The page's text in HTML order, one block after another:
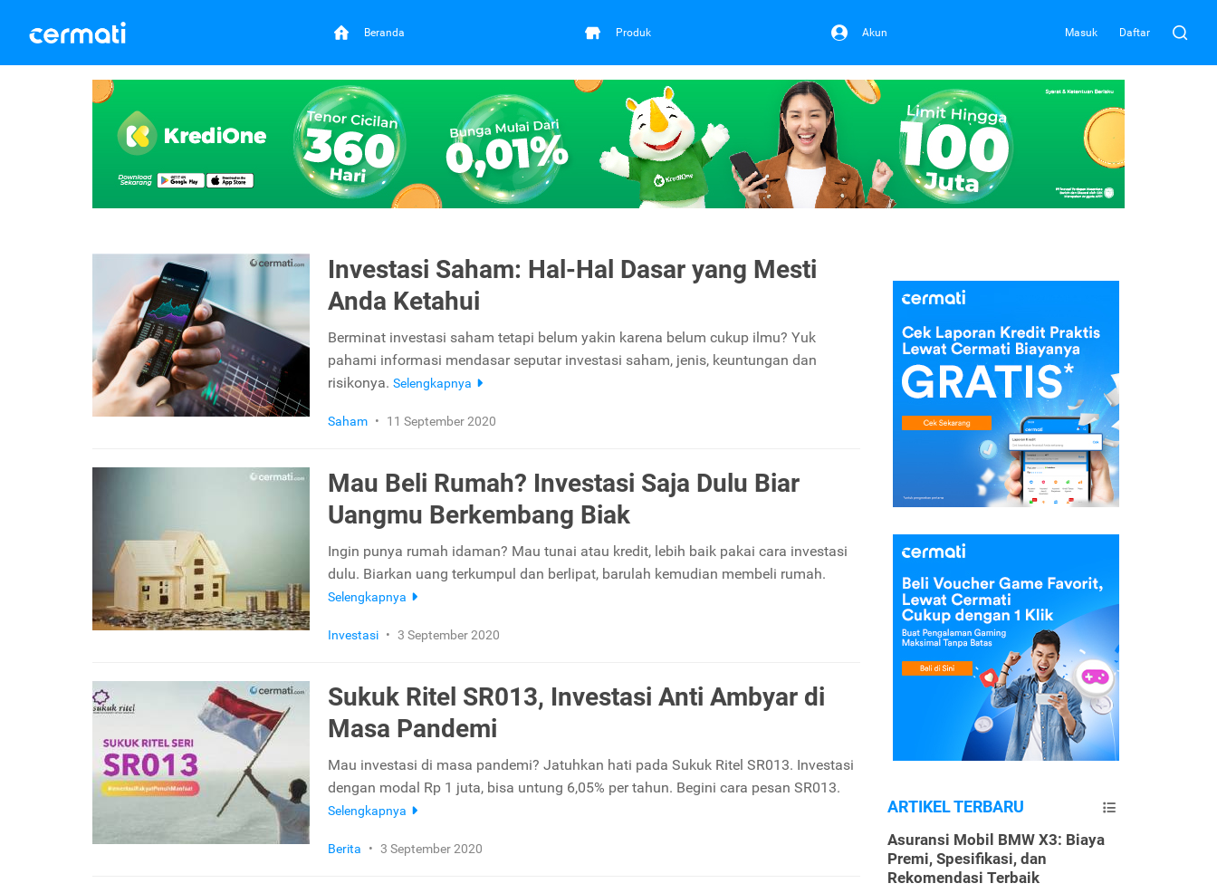
Beranda Produk Akun Masuk Daftar
Investasi Saham: Hal-Hal Dasar yang Mesti
Anda Ketahui
Berminat investasi saham tetapi belum yakin karena belum cukup ilmu? Yuk
pahami informasi mendasar seputar investasi saham, jenis, keuntungan dan
risikonya. Selengkapnya
Saham • 11 September 2020
Mau Beli Rumah? Investasi Saja Dulu Biar
Uangmu Berkembang Biak
Ingin punya rumah idaman? Mau tunai atau kredit, lebih baik pakai cara investasi
dulu. Biarkan uang terkumpul dan berlipat, barulah kemudian membeli rumah.
Selengkapnya
Investasi • 3 September 2020
Sukuk Ritel SR013, Investasi Anti Ambyar di
Masa Pandemi
Mau investasi di masa pandemi? Jatuhkan hati pada Sukuk Ritel SR013. Investasi
dengan modal Rp 1 juta, bisa untung 6,05% per tahun. Begini cara pesan SR013.
Selengkapnya
Berita • 3 September 2020
ARTIKEL TERBARU
Asuransi Mobil BMW X3: Biaya
Premi, Spesifikasi, dan
Rekomendasi Terbaik